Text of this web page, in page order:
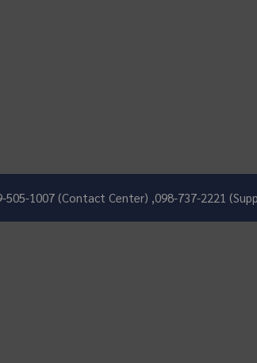
1007 (Contact Center) ,098-737-2221